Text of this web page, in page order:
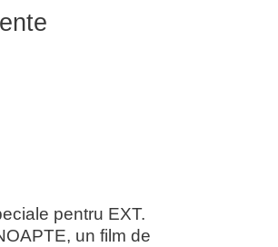
pentru EXT.
un film de